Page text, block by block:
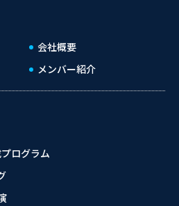
会社概要
メンバー紹介
ログラム